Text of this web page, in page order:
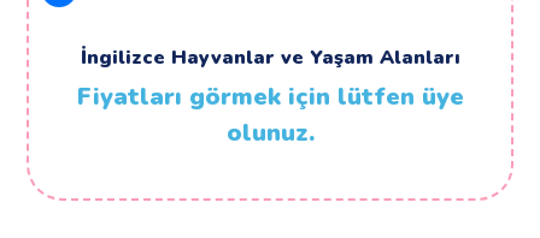
İngilizce Hayvanlar ve Yaşam Alanları
Fiyatları görmek için lütfen üye
olunuz.